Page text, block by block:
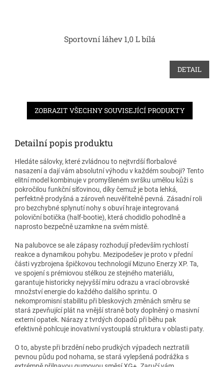
Sportovní láhev 1,0 L bílá
DETAIL
ZOBRAZIT VŠECHNY SOUVISEJÍCÍ PRODUKTY
Detailní popis produktu
Hledáte sálovky, které zvládnou to nejtvrdší florbalové
nasazení a dají vám absolutní výhodu v každém souboji? Tento
elitní model kombinuje v promyšleném svršku umělou kůži s
pokročilou funkční síťovinou, díky čemuž je bota lehká,
perfektně prodyšná a zároveň neuvěřitelně pevná. Zásadní roli
pro bezchybné splynutí nohy s obuví hraje integrovaná
poloviční botička (half-bootie), která chodidlo pohodlně a
naprosto bezpečně uzamkne na svém místě.
Na palubovce se ale zápasy rozhodují především rychlostí
reakce a dynamikou pohybu. Mezipodešev je proto v přední
části vyzbrojena špičkovou technologií Mizuno Enerzy XP. Ta,
ve spojení s prémiovou stélkou ze stejného materiálu,
garantuje historicky nejvyšší míru odrazu a vrací obrovské
množství energie do každého dalšího sprintu. O
nekompromisní stabilitu při bleskových změnách směru se
stará zpevňující plát na vnější straně boty doplněný o masivní
externí opatek. Nárazy z tvrdých dopadů při běhu pak
efektivně pohlcuje inovativní vystouplá struktura v oblasti paty.
O to, abyste při brzdění nebo prudkých výpadech neztratili
pevnou půdu pod nohama, se stará vylepšená podrážka s